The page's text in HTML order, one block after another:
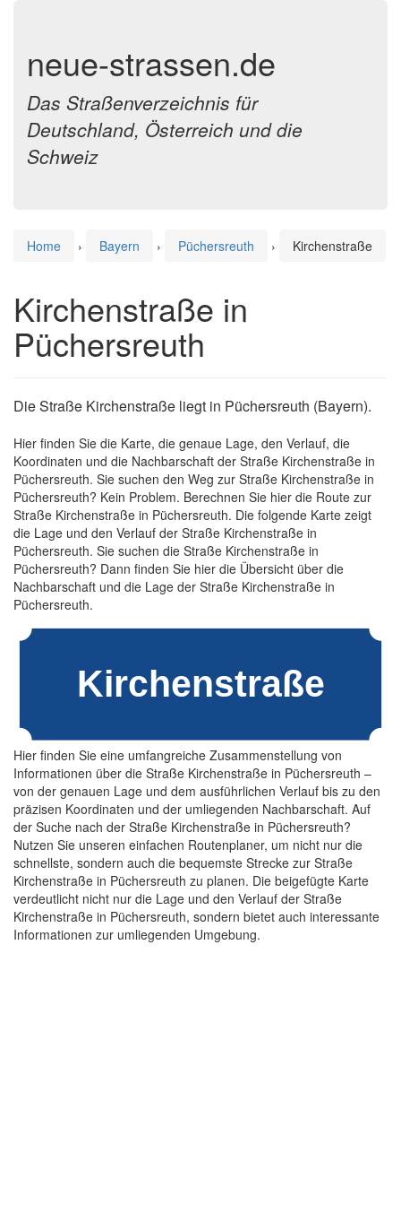
neue-strassen.de
Das Straßenverzeichnis für
Deutschland, Österreich und die
Schweiz
Home › Bayern › Püchersreuth › Kirchenstraße
Kirchenstraße in
Püchersreuth
Die Straße Kirchenstraße liegt in Püchersreuth (Bayern).
Hier finden Sie die Karte, die genaue Lage, den Verlauf, die
Koordinaten und die Nachbarschaft der Straße Kirchenstraße in
Püchersreuth. Sie suchen den Weg zur Straße Kirchenstraße in
Püchersreuth? Kein Problem. Berechnen Sie hier die Route zur
Straße Kirchenstraße in Püchersreuth. Die folgende Karte zeigt
die Lage und den Verlauf der Straße Kirchenstraße in
Püchersreuth. Sie suchen die Straße Kirchenstraße in
Püchersreuth? Dann finden Sie hier die Übersicht über die
Nachbarschaft und die Lage der Straße Kirchenstraße in
Püchersreuth.
Hier finden Sie eine umfangreiche Zusammenstellung von
Informationen über die Straße Kirchenstraße in Püchersreuth –
von der genauen Lage und dem ausführlichen Verlauf bis zu den
präzisen Koordinaten und der umliegenden Nachbarschaft. Auf
der Suche nach der Straße Kirchenstraße in Püchersreuth?
Nutzen Sie unseren einfachen Routenplaner, um nicht nur die
schnellste, sondern auch die bequemste Strecke zur Straße
Kirchenstraße in Püchersreuth zu planen. Die beigefügte Karte
verdeutlicht nicht nur die Lage und den Verlauf der Straße
Kirchenstraße in Püchersreuth, sondern bietet auch interessante
Informationen zur umliegenden Umgebung.